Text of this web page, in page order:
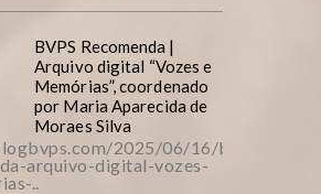
BVPS Recomenda |
Arquivo digital “Vozes e
Memórias”, coordenado
por Maria Aparecida de
Moraes Silva
2025/06/16/bvps-
arquivo-digital-vozes-
..